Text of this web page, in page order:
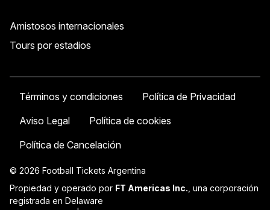
Amistosos internacionales
Tours por estadios
Términos y condiciones
Política de Privacidad
Aviso Legal
Política de cookies
Política de Cancelación
© 2026 Football Tickets Argentina
Propiedad y operado por FT Americas Inc. , una corporación
registrada en Delaware